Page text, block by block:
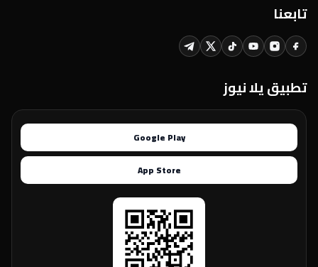
تابعنا
تطبيق يلا نيوز
Google Play
App Store